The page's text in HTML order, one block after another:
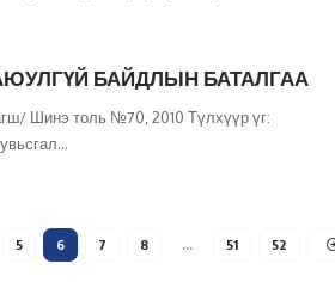
БАЙДЛЫН БАТАЛГАА
Шинэ толь №70, 2010 Түлхүүр үг:
…
5 6 7 8 … 51 52